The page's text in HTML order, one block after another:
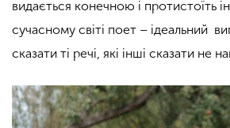
видається конечною і протистоїть
сучасному світі поет – ідеальний
сказати ті речі, які інші сказати не